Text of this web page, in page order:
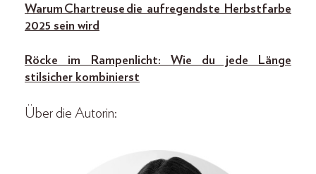
Warum Chartreuse die aufregendste Herbstfarbe
2025 sein wird
Röcke im Rampenlicht: Wie du jede Länge
stilsicher kombinierst
Über die Autorin: